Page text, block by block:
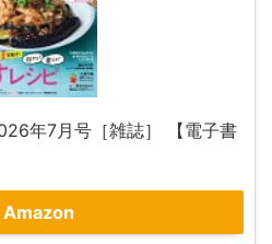
年7月号［雑誌］ 【電子書
Amazon